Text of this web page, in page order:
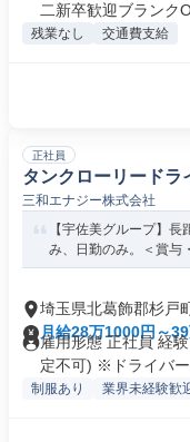
二新卒歓迎ブランク
残業なし 交通費支給
正社員
タンクローリードラ
三和エナジー株式会社
【宇佐美グループ】
み、日勤のみ。＜賞与
埼玉県北葛飾郡杉戸
月給28万1000円～
雇用形態 正社員 経
定不可) ※ドライバー
制服あり 業界未経験歓